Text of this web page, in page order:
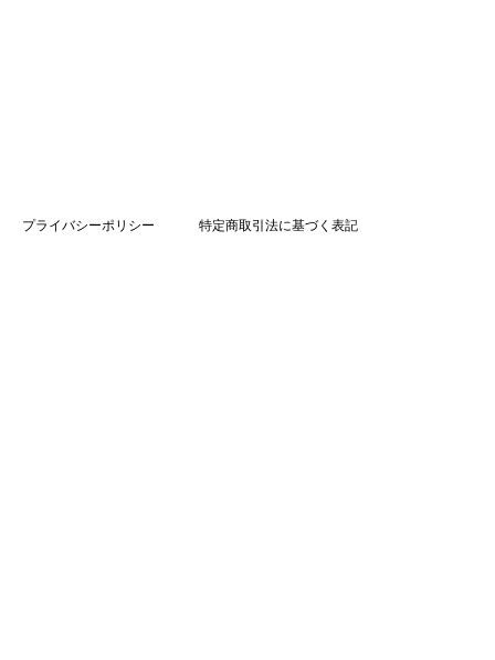
プライバシーポリシー 特定商取引法に基づく表記